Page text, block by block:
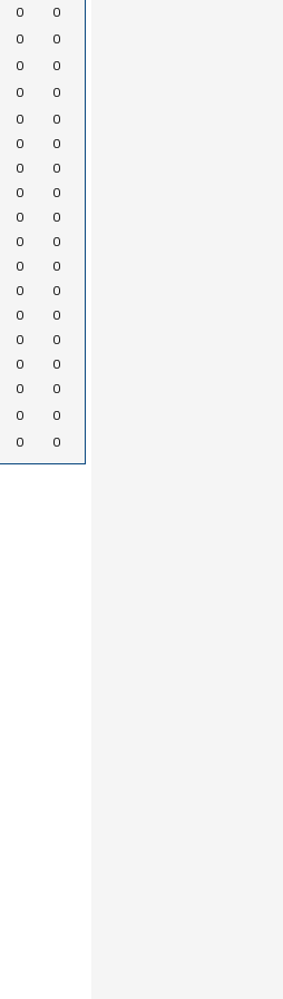
0
0
0
0
0
0
0
0
0
0
0
0
0
0
0
0
0
0
0
0
0
0
0
0
0
0
0
0
0
0
0
0
0
0
0 0